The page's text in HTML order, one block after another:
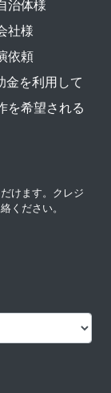
治体様
社様
依頼
金を利用して
を希望される
けます。クレジ
ください。